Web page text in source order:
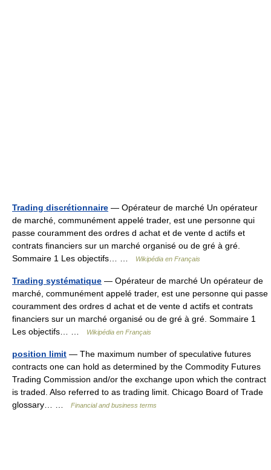
Trading discrétionnaire — Opérateur de marché Un opérateur
de marché, communément appelé trader, est une personne qui
passe couramment des ordres d achat et de vente d actifs et
contrats financiers sur un marché organisé ou de gré à gré.
Sommaire 1 Les objectifs… …
Wikipédia en Français
Trading systématique — Opérateur de marché Un opérateur de
marché, communément appelé trader, est une personne qui passe
couramment des ordres d achat et de vente d actifs et contrats
financiers sur un marché organisé ou de gré à gré. Sommaire 1
Les objectifs… …
Wikipédia en Français
position limit — The maximum number of speculative futures
contracts one can hold as determined by the Commodity Futures
Trading Commission and/or the exchange upon which the contract
is traded. Also referred to as trading limit. Chicago Board of Trade
glossary… …
Financial and business terms